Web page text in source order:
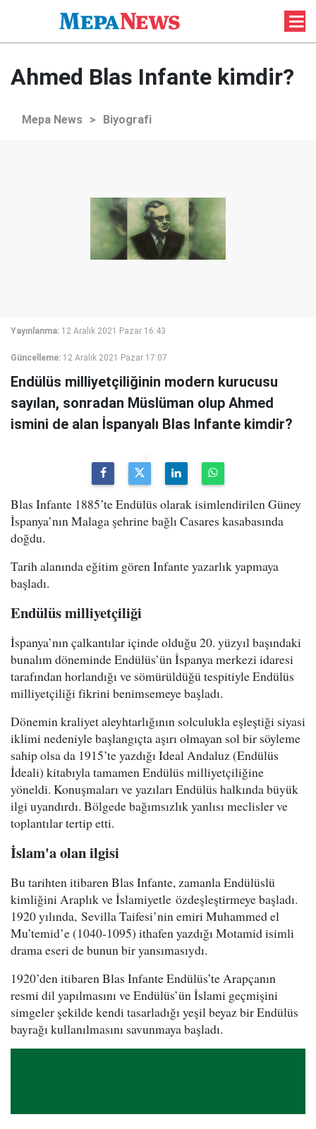
Ahmed Blas Infante kimdir?
Mepa News > Biyografi
Yayınlanma: 12 Aralık 2021 Pazar 16:43
Güncelleme: 12 Aralık 2021 Pazar 17:07
Endülüs milliyetçiliğinin modern kurucusu
sayılan, sonradan Müslüman olup Ahmed
ismini de alan İspanyalı Blas Infante kimdir?
Blas Infante 1885’te Endülüs olarak isimlendirilen Güney
İspanya’nın Malaga şehrine bağlı Casares kasabasında
doğdu.
Tarih alanında eğitim gören Infante yazarlık yapmaya
başladı.
Endülüs milliyetçiliği
İspanya’nın çalkantılar içinde olduğu 20. yüzyıl başındaki
bunalım döneminde Endülüs’ün İspanya merkezi idaresi
tarafından horlandığı ve sömürüldüğü tespitiyle Endülüs
milliyetçiliği fikrini benimsemeye başladı.
Dönemin kraliyet aleyhtarlığının solculukla eşleştiği siyasi
iklimi nedeniyle başlangıçta aşırı olmayan sol bir söyleme
sahip olsa da 1915’te yazdığı Ideal Andaluz (Endülüs
İdeali) kitabıyla tamamen Endülüs milliyetçiliğine
yöneldi. Konuşmaları ve yazıları Endülüs halkında büyük
ilgi uyandırdı. Bölgede bağımsızlık yanlısı meclisler ve
toplantılar tertip etti.
İslam'a olan ilgisi
Bu tarihten itibaren Blas Infante, zamanla Endülüslü
kimliğini Araplık ve İslamiyetle özdeşleştirmeye başladı.
1920 yılında, Sevilla Taifesi’nin emiri Muhammed el
Mu’temid’e (1040-1095) ithafen yazdığı Motamid isimli
drama eseri de bunun bir yansımasıydı.
1920’den itibaren Blas Infante Endülüs’te Arapçanın
resmi dil yapılmasını ve Endülüs’ün İslami geçmişini
simgeler şekilde kendi tasarladığı yeşil beyaz bir Endülüs
bayrağı kullanılmasını savunmaya başladı.